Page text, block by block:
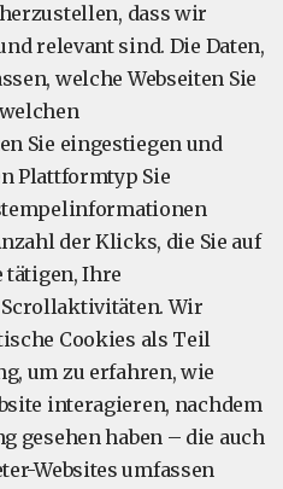
dass wir
relevant sind. Die Daten,
welche Webseiten Sie
Sie eingestiegen und
Plattformtyp Sie
der Klicks, die Sie auf
tätigen, Ihre
Wir
Cookies als Teil
um zu erfahren, wie
interagieren, nachdem
gesehen haben – die auch
Websites umfassen